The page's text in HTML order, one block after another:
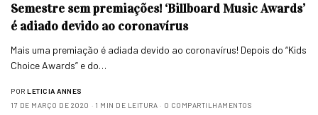
Semestre sem premiações! ‘Billboard Music Awards’
é adiado devido ao coronavírus
Mais uma premiação é adiada devido ao coronavírus! Depois do “Kids
Choice Awards” e do…
POR LETICIA ANNES
17 DE MARÇO DE 2020
1 MIN DE LEITURA 0 COMPARTILHAMENTOS